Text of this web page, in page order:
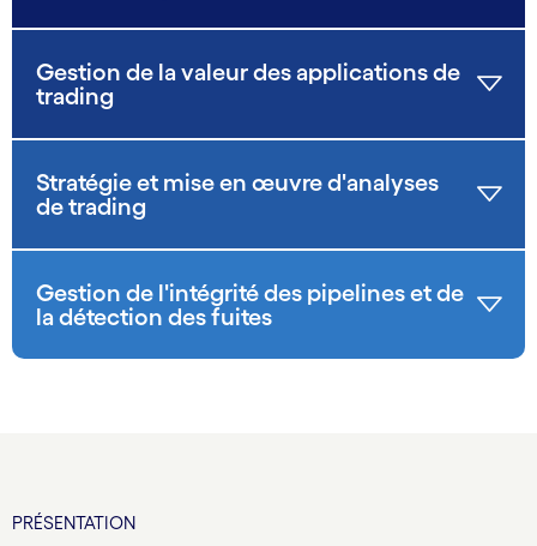
Gestion de la valeur des applications de
trading
Stratégie et mise en œuvre d'analyses
de trading
Gestion de l'intégrité des pipelines et de
la détection des fuites
PRÉSENTATION